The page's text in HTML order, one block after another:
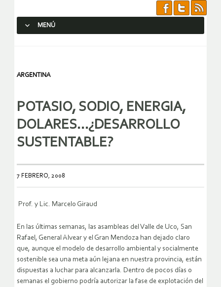
MENÚ
ARGENTINA
POTASIO, SODIO, ENERGIA,
DOLARES…¿DESARROLLO
SUSTENTABLE?
7 FEBRERO, 2008
Prof. y Lic. Marcelo Giraud
En las últimas semanas, las asambleas del Valle de Uco, San
Rafael, General Alvear y el Gran Mendoza han dejado claro
que, aunque el modelo de desarrollo ambiental y socialmente
sostenible sea una meta aún lejana en nuestra provincia, están
dispuestas a luchar para alcanzarla. Dentro de pocos días o
semanas el gobierno podría autorizar la fase de explotación del